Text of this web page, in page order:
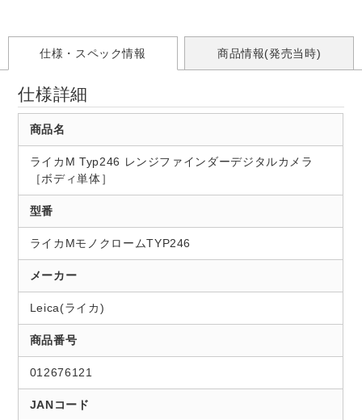
仕様・スペック情報 商品情報(発売当時)
仕様詳細
商品名
ライカM Typ246 レンジファインダーデジタルカメラ
［ボディ単体］
型番
ライカMモノクロームTYP246
メーカー
Leica(ライカ)
商品番号
012676121
JANコード